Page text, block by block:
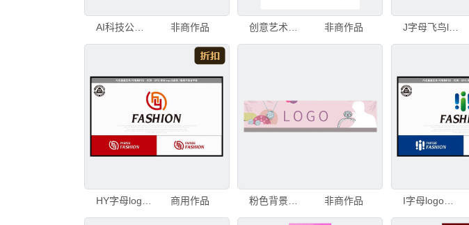
AI科技公司文化墙LOGO墙企 非商作品 非商作品 J字母飞鸟logo凤凰logo
商用作品 非商作品 I字母logo生物科技logo